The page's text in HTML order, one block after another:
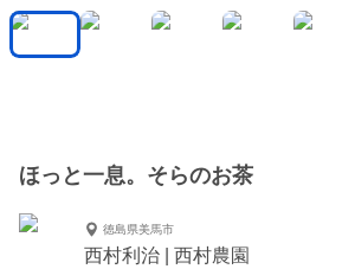
ほっと一息。そらのお茶
徳島県美馬市
西村利治 | 西村農園